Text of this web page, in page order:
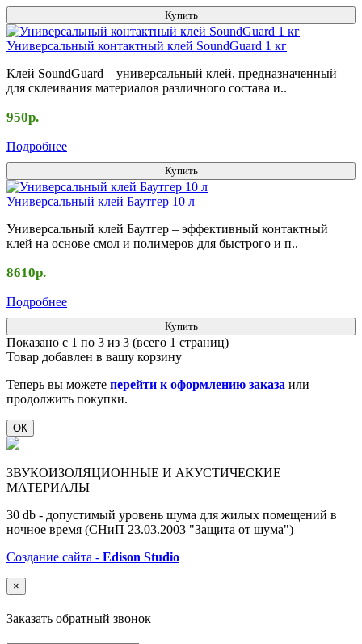
Купить
Универсальный контактный клей SoundGuard 1 кг
Клей SoundGuard – универсальный клей, предназначенный
для склеивания материалов различного состава и..
950р.
Подробнее
Купить
Универсальный клей Баутгер 10 л
Универсальный клей Баутгер – эффективный контактный
клей на основе смол и полимеров для быстрого и п..
8610р.
Подробнее
Купить
Показано с 1 по 3 из 3 (всего 1 страниц)
Товар добавлен в вашу корзину
Теперь вы можете перейти к оформлению заказа или
продолжить покупки.
ОК
ЗВУКОИЗОЛЯЦИОННЫЕ И АКУСТИЧЕСКИЕ
МАТЕРИАЛЫ
30 db - допустимый уровень шума для жилых помещений в
ночное время (СНиП 23.03.2003 "Защита от шума")
Создание сайта - Edison Studio
×
Заказать обратный звонок